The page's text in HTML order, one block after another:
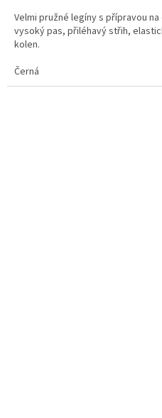
Velmi pružné legíny s přípravou
vysoký pas, přiléhavý střih,
kolen.
Černá